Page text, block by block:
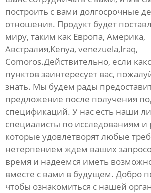
построить с вами долгосрочные
отношения. Продукт будет
миру, таким как Европа, Америка,
Австралия,Kenya, venezuela,Iraq,
Comoros.Действительно, если
пунктов заинтересует вас,
знать. Мы будем рады
предложение после получения
спецификаций. У нас есть наши
специалисты по исследованиям и
которые удовлетворят любые
нетерпением ждем ваших
время и надеемся иметь
вместе с вами в будущем. Добро
чтобы ознакомиться с нашей